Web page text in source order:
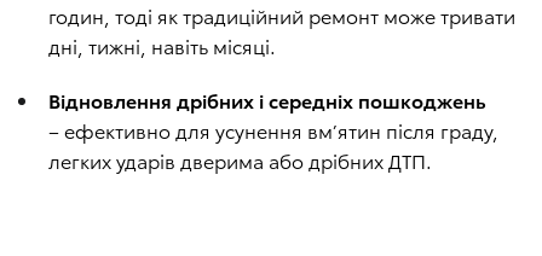
годин, тоді як традиційний ремонт може тривати
дні, тижні, навіть місяці.
Відновлення дрібних і середніх пошкоджень
– ефективно для усунення вм’ятин після граду,
легких ударів дверима або дрібних ДТП.